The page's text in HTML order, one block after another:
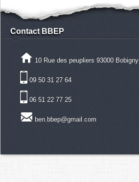
Contact BBEP
10 Rue des peupliers 93000 Bobigny
09 50 31 27 64
06 51 22 77 25
ben.bbep@gmail.com